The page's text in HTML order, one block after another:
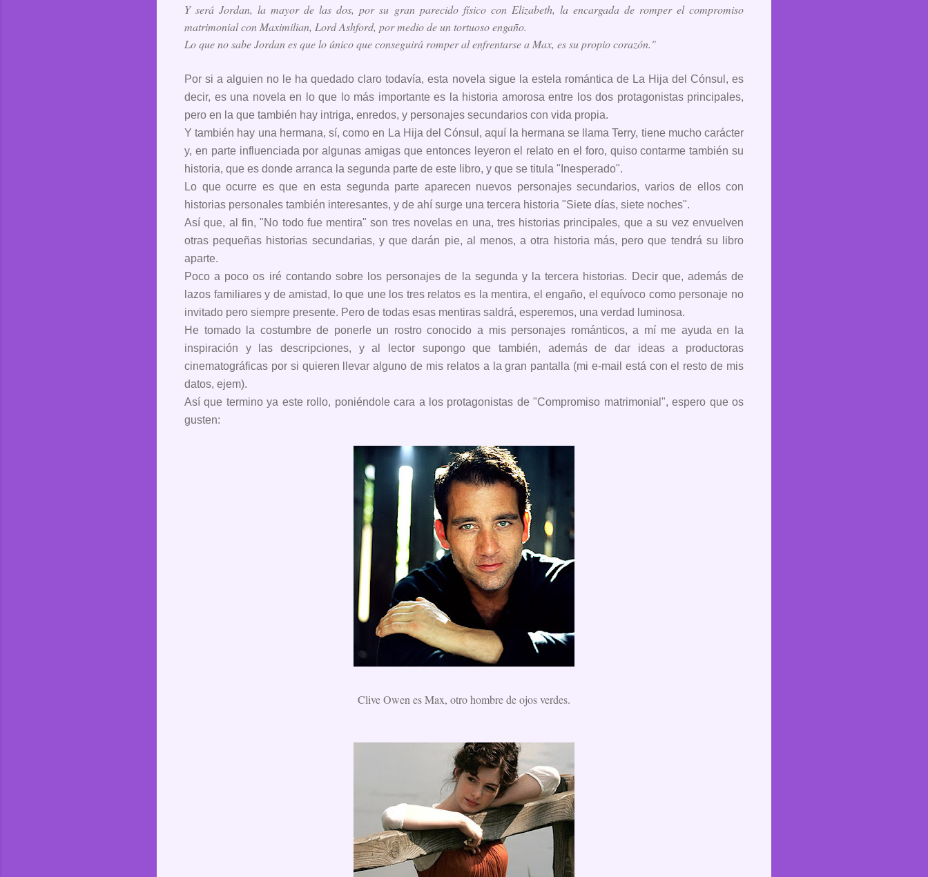
Y será Jordan, la mayor de las dos, por su gran parecido físico con Elizabeth, la encargada de romper el compromiso
matrimonial con Maximilian, Lord Ashford, por medio de un tortuoso engaño.
Lo que no sabe Jordan es que lo único que conseguirá romper al enfrentarse a Max, es su propio corazón."
Por si a alguien no le ha quedado claro todavía, esta novela sigue la estela romántica de La Hija del Cónsul, es
decir, es una novela en lo que lo más importante es la historia amorosa entre los dos protagonistas principales,
pero en la que también hay intriga, enredos, y personajes secundarios con vida propia.
Y también hay una hermana, sí, como en La Hija del Cónsul, aquí la hermana se llama Terry, tiene mucho carácter
y, en parte influenciada por algunas amigas que entonces leyeron el relato en el foro, quiso contarme también su
historia, que es donde arranca la segunda parte de este libro, y que se titula "Inesperado".
Lo que ocurre es que en esta segunda parte aparecen nuevos personajes secundarios, varios de ellos con
historias personales también interesantes, y de ahí surge una tercera historia "Siete días, siete noches".
Así que, al fin, "No todo fue mentira" son tres novelas en una, tres historias principales, que a su vez envuelven
otras pequeñas historias secundarias, y que darán pie, al menos, a otra historia más, pero que tendrá su libro
aparte.
Poco a poco os iré contando sobre los personajes de la segunda y la tercera historias. Decir que, además de
lazos familiares y de amistad, lo que une los tres relatos es la mentira, el engaño, el equívoco como personaje no
invitado pero siempre presente. Pero de todas esas mentiras saldrá, esperemos, una verdad luminosa.
He tomado la costumbre de ponerle un rostro conocido a mis personajes románticos, a mí me ayuda en la
inspiración y las descripciones, y al lector supongo que también, además de dar ideas a productoras
cinematográficas por si quieren llevar alguno de mis relatos a la gran pantalla (mi e-mail está con el resto de mis
datos, ejem).
Así que termino ya este rollo, poniéndole cara a los protagonistas de "Compromiso matrimonial", espero que os
gusten:
Clive Owen es Max, otro hombre de ojos verdes.